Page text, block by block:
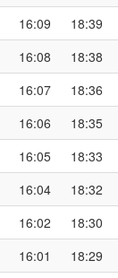
16:09 18:39
16:08 18:38
16:07 18:36
16:06 18:35
16:05 18:33
16:04 18:32
16:02 18:30
16:01 18:29